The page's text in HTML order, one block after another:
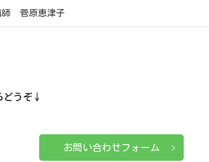
師 菅原恵津子
どうぞ↓
お問い合わせフォーム